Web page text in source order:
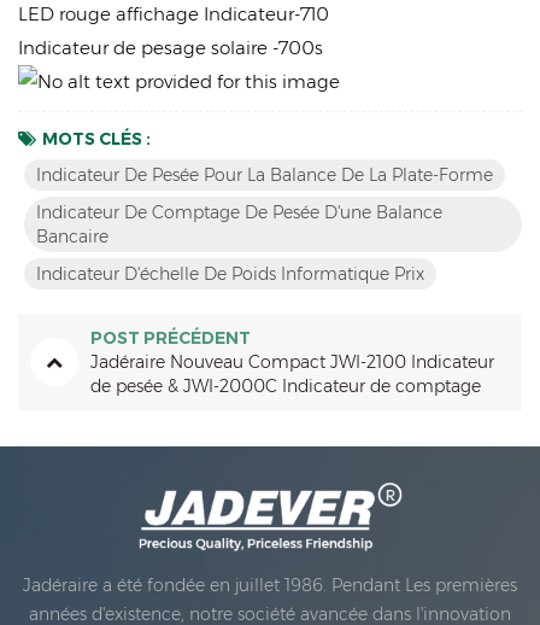
LED rouge affichage Indicateur-710
Indicateur de pesage solaire -700s
MOTS CLÉS :
Indicateur De Pesée Pour La Balance De La Plate-Forme
Indicateur De Comptage De Pesée D'une Balance
Bancaire
Indicateur D'échelle De Poids Informatique Prix
POST PRÉCÉDENT
Jadéraire Nouveau Compact JWI-2100 Indicateur
de pesée & JWI-2000C Indicateur de comptage
Jadéraire a été fondée en juillet 1986. Pendant Les premières
années d'existence, notre société avancée dans l'innovation